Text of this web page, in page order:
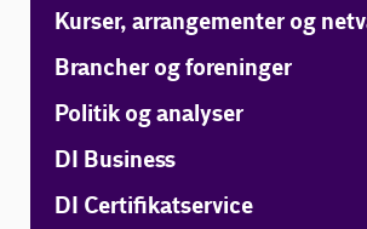
Kurser, arrangementer og
Brancher og foreninger
Politik og analyser
DI Business
DI Certifikatservice